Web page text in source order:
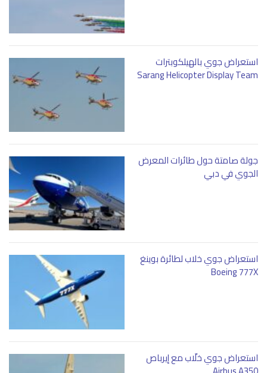
استعراض جوي بالهيلكوبترات
Sarang Helicopter Display Team
جولة صامتة حول طائرات المعرض
الجوي في دبي
استعراض جوي خلاب لطائرة بوينغ
Boeing 777X
استعراض جوي خلّاب مع إيرباص